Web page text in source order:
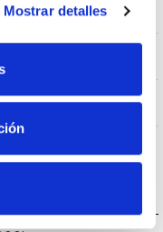
Mostrar detallesIP20
AL